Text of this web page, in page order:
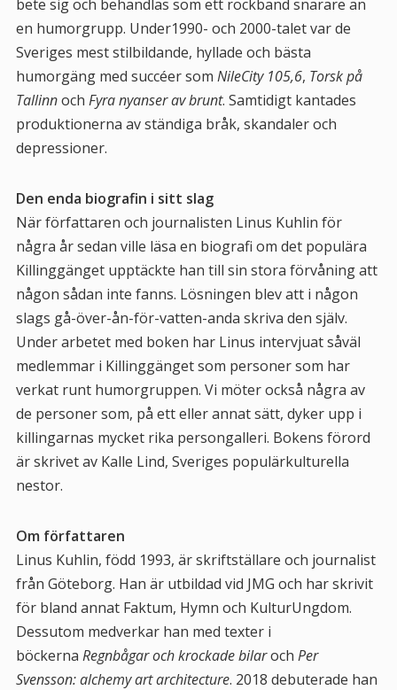
bete sig och behandlas som ett rockband snarare än
en humorgrupp. Under1990- och 2000-talet var de
Sveriges mest stilbildande, hyllade och bästa
humorgäng med succéer som NileCity 105,6, Torsk på
Tallinnoch Fyra nyanser av brunt. Samtidigt kantades
produktionerna av ständiga bråk, skandaler och
depressioner.
Den enda biografin i sitt slag
När författaren och journalisten Linus Kuhlin för
några år sedan ville läsa en biografi om det populära
Killinggänget upptäckte han till sin stora förvåning att
någon sådan inte fanns. Lösningen blev att i någon
slags gå-över-ån-för-vatten-anda skriva den själv.
Under arbetet med boken har Linus intervjuat såväl
medlemmar i Killinggänget som personer som har
verkat runt humorgruppen. Vi möter också några av
de personer som, på ett eller annat sätt, dyker upp i
killingarnas mycket rika persongalleri. Bokens förord
är skrivet av Kalle Lind, Sveriges populärkulturella
nestor.
Om författaren
Linus Kuhlin, född 1993, är skriftställare och journalist
från Göteborg. Han är utbildad vid JMG och har skrivit
för bland annat Faktum, Hymn och KulturUngdom.
Dessutom medverkar han med texter i
böckerna Regnbågar och krockade bilaroch Per
Svensson: alchemy art architecture. 2018 debuterade han